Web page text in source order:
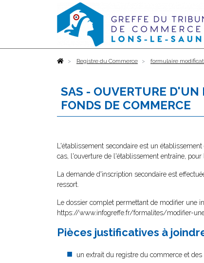
AccueilRegistre du Commerce formulaire
SAS - OUVERTURE D'UN
FONDS DE COMMERCE
L'établissement secondaire est un
cas, l'ouverture de l'établissement entraîne,
La demande d'inscription secondaire est
ressort.
Le dossier complet permettant de modifier une
https://www.infogreffe.fr/formalites/modifier-
Pièces justificatives à
un extrait du registre du commerce et